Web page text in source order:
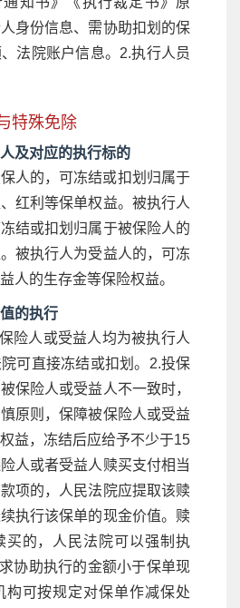
身份信息、需协助扣划的保
法院账户信息。2.执行人员
特殊免除
及对应的执行标的
人的，可冻结或扣划归属于
红利等保单权益。被执行人
结或扣划归属于被保险人的
被执行人为受益人的，可冻
人的生存金等保险权益。
的执行
险人或受益人均为被执行人
可直接冻结或扣划。2.投保
保险人或受益人不一致时，
原则，保障被保险人或受益
益，冻结后应给予不少于15
人或者受益人赎买支付相当
项的，人民法院应提取该赎
执行该保单的现金价值。赎
买的，人民法院可以强制执
协助执行的金额小于保单现
构可按规定对保单作减保处